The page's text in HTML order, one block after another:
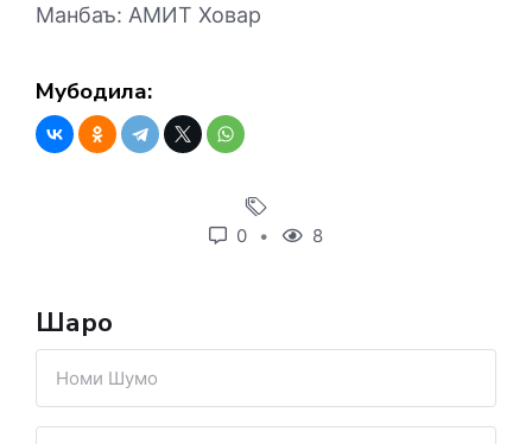
Манбаъ: АМИТ Ховар
Мубодила:
0 8
Шарҳҳо